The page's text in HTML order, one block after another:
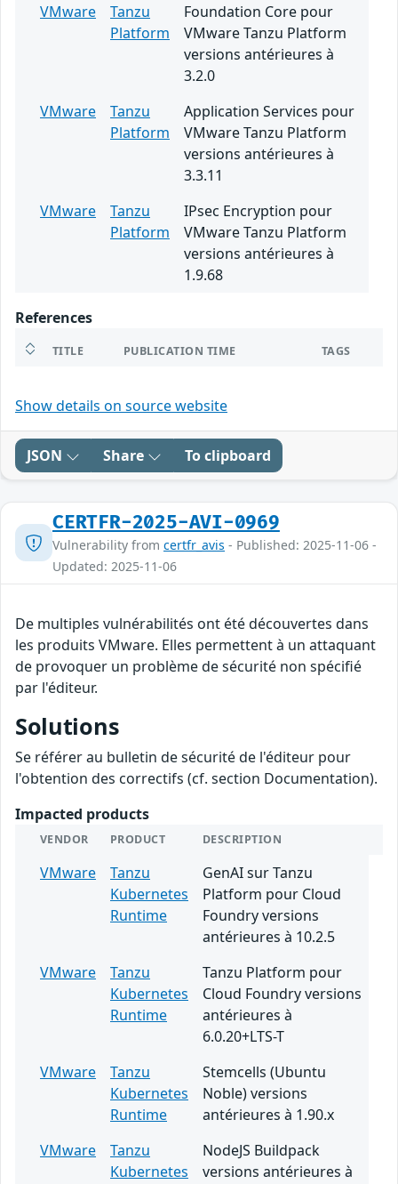
VMware
Tanzu
Platform
Foundation Core pour
VMware Tanzu Platform
versions antérieures à
3.2.0
VMware
Tanzu
Platform
Application Services pour
VMware Tanzu Platform
versions antérieures à
3.3.11
VMware
Tanzu
Platform
IPsec Encryption pour
VMware Tanzu Platform
versions antérieures à
1.9.68
References
TITLE PUBLICATION TIME TAGS
Show details on source website
JSON Share To clipboard
CERTFR-2025-AVI-0969
Vulnerability from certfr_avis - Published: 2025-11-06 -
Updated: 2025-11-06
De multiples vulnérabilités ont été découvertes dans
les produits VMware. Elles permettent à un attaquant
de provoquer un problème de sécurité non spécifié
par l'éditeur.
Solutions
Se référer au bulletin de sécurité de l'éditeur pour
l'obtention des correctifs (cf. section Documentation).
Impacted products
VENDOR PRODUCT DESCRIPTION
VMware
Tanzu
Kubernetes
Runtime
GenAI sur Tanzu
Platform pour Cloud
Foundry versions
antérieures à 10.2.5
VMware
Tanzu
Kubernetes
Runtime
Tanzu Platform pour
Cloud Foundry versions
antérieures à
6.0.20+LTS-T
VMware
Tanzu
Kubernetes
Runtime
Stemcells (Ubuntu
Noble) versions
antérieures à 1.90.x
VMware
Tanzu
Kubernetes
NodeJS Buildpack
versions antérieures à